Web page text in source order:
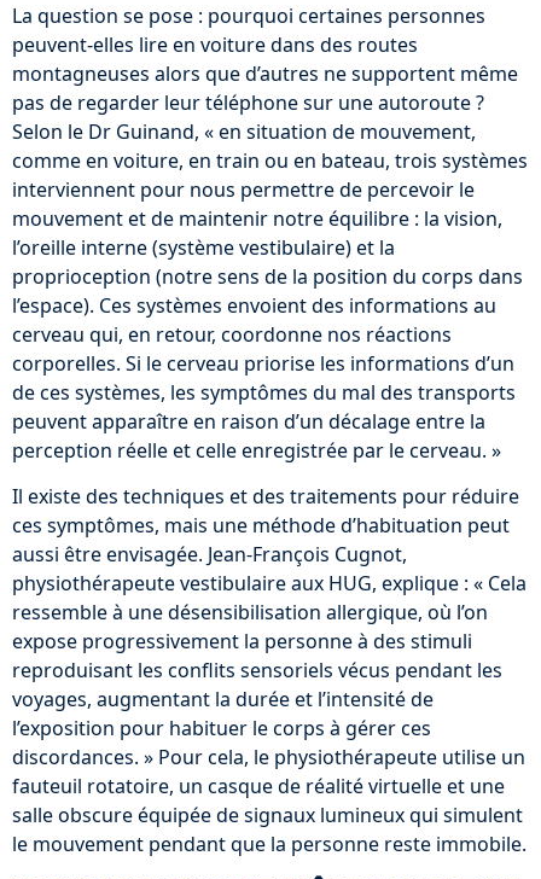
La question se pose : pourquoi certaines personnes
peuvent-elles lire en voiture dans des routes
montagneuses alors que d’autres ne supportent même
pas de regarder leur téléphone sur une autoroute ?
Selon le Dr Guinand, « en situation de mouvement,
comme en voiture, en train ou en bateau, trois systèmes
interviennent pour nous permettre de percevoir le
mouvement et de maintenir notre équilibre : la vision,
l’oreille interne (système vestibulaire) et la
proprioception (notre sens de la position du corps dans
l’espace). Ces systèmes envoient des informations au
cerveau qui, en retour, coordonne nos réactions
corporelles. Si le cerveau priorise les informations d’un
de ces systèmes, les symptômes du mal des transports
peuvent apparaître en raison d’un décalage entre la
perception réelle et celle enregistrée par le cerveau. »
Il existe des techniques et des traitements pour réduire
ces symptômes, mais une méthode d’habituation peut
aussi être envisagée. Jean-François Cugnot,
physiothérapeute vestibulaire aux HUG, explique : « Cela
ressemble à une désensibilisation allergique, où l’on
expose progressivement la personne à des stimuli
reproduisant les conflits sensoriels vécus pendant les
voyages, augmentant la durée et l’intensité de
l’exposition pour habituer le corps à gérer ces
discordances. » Pour cela, le physiothérapeute utilise un
fauteuil rotatoire, un casque de réalité virtuelle et une
salle obscure équipée de signaux lumineux qui simulent
le mouvement pendant que la personne reste immobile.